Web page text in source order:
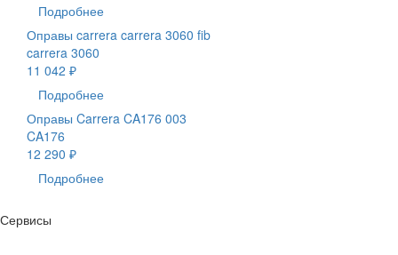
Подробнее
Оправы carrera carrera 3060 fib
carrera 3060
11 042 ₽
Подробнее
Оправы Carrera CA176 003
CA176
12 290 ₽
Подробнее
Сервисы